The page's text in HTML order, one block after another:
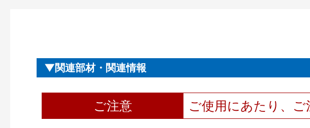
関連部材・関連情報
ご注意 ご使用にあたり、